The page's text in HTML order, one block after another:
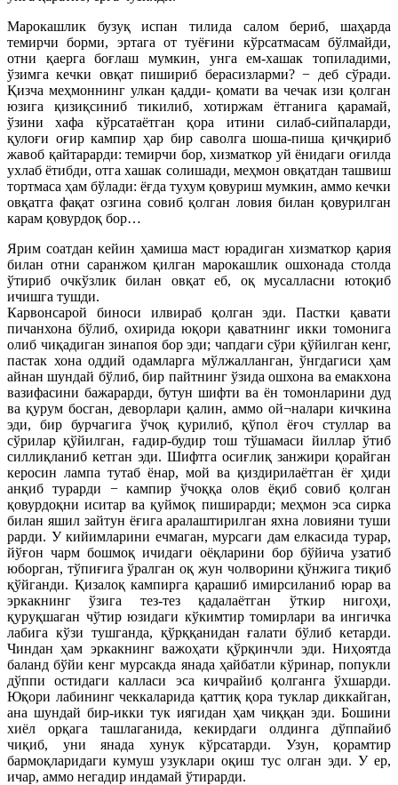
Марокашлик бузуқ испан тилида салом бериб, шаҳарда
темирчи борми, эртага от туёғини кўрсатмасам бўлмайди,
отни қаерга боғлаш мумкин, унга ем-хашак топиладими,
ўзимга кечки овқат пишириб берасизларми? − деб сўради.
Қизча меҳмоннинг улкан қадди- қомати ва чечак изи қолган
юзига қизиқсиниб тикилиб, хотиржам ётганига қарамай,
ўзини хафа кўрсатаётган қора итини силаб-сийпаларди,
қулоғи оғир кампир ҳар бир саволга шоша-пиша қичқириб
жавоб қайтарарди: темирчи бор, хизматкор уй ёнидаги оғилда
ухлаб ётибди, отга хашак солишади, меҳмон овқатдан ташвиш
тортмаса ҳам бўлади: ёғда тухум қовуриш мумкин, аммо кечки
овқатга фақат озгина совиб қолган ловия билан қовурилган
карам қовурдоқ бор…
Ярим соатдан кейин ҳамиша маст юрадиган хизматкор қария
билан отни саранжом қилган марокашлик ошхонада столда
ўтириб очкўзлик билан овқат еб, оқ мусалласни ютоқиб
ичишга тушди.
Карвонсарой биноси илвираб қолган эди. Пастки қавати
пичанхона бўлиб, охирида юқори қаватнинг икки томонига
олиб чиқадиган зинапоя бор эди; чапдаги сўри қўйилган кенг,
пастак хона оддий одамларга мўлжалланган, ўнгдагиси ҳам
айнан шундай бўлиб, бир пайтнинг ўзида ошхона ва емакхона
вазифасини бажарарди, бутун шифти ва ён томонларини дуд
ва қурум босган, деворлари қалин, аммо ой¬налари кичкина
эди, бир бурчагига ўчоқ қурилиб, қўпол ёғоч стуллар ва
сўрилар қўйилган, ғадир-будир тош тўшамаси йиллар ўтиб
силлиқланиб кетган эди. Шифтга осиғлиқ занжири қорайган
керосин лампа тутаб ёнар, мой ва қиздирилаётган ёғ ҳиди
анқиб турарди − кампир ўчоққа олов ёқиб совиб қолган
қовурдоқни иситар ва қуймоқ пиширарди; меҳмон эса сирка
билан яшил зайтун ёғига аралаштирилган яхна ловияни туши
рарди. У кийимларини ечмаган, мурсаги дам елкасида турар,
йўғон чарм бошмоқ ичидаги оёқларини бор бўйича узатиб
юборган, тўпиғига ўралган оқ жун чолворини қўнжига тиқиб
қўйганди. Қизалоқ кампирга қарашиб имирсиланиб юрар ва
эркакнинг ўзига тез-тез қадалаётган ўткир нигоҳи,
қуруқшаган чўтир юзидаги кўкимтир томирлари ва ингичка
лабига кўзи тушганда, қўрққанидан ғалати бўлиб кетарди.
Чиндан ҳам эркакнинг важоҳати қўрқинчли эди. Ниҳоятда
баланд бўйи кенг мурсакда янада ҳайбатли кўринар, попукли
дўппи остидаги калласи эса кичрайиб қолганга ўхшарди.
Юқори лабининг чеккаларида қаттиқ қора туклар диккайган,
ана шундай бир-икки тук иягидан ҳам чиққан эди. Бошини
хиёл орқага ташлаганида, кекирдаги олдинга дўппайиб
чиқиб, уни янада хунук кўрсатарди. Узун, қорамтир
бармоқларидаги кумуш узуклари оқиш тус олган эди. У ер,
ичар, аммо негадир индамай ўтирарди.